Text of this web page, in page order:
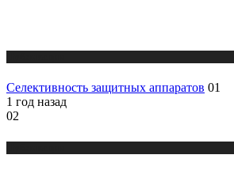
Селективность защитных аппаратов 01
1 год назад
02